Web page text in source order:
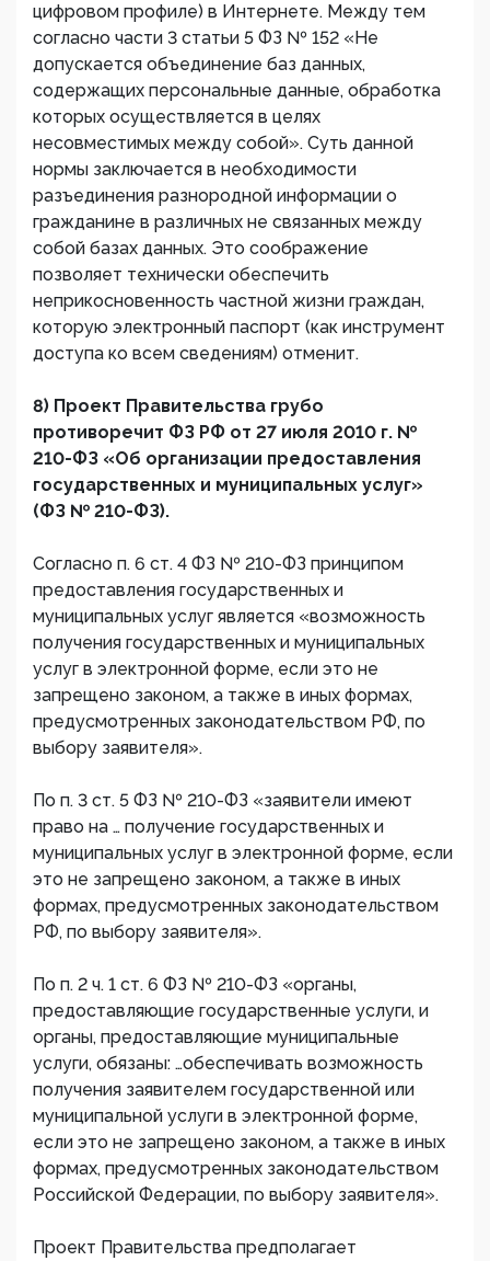
цифровом профиле) в Интернете. Между тем
согласно части 3 статьи 5 ФЗ № 152 «Не
допускается объединение баз данных,
содержащих персональные данные, обработка
которых осуществляется в целях
несовместимых между собой». Суть данной
нормы заключается в необходимости
разъединения разнородной информации о
гражданине в различных не связанных между
собой базах данных. Это соображение
позволяет технически обеспечить
неприкосновенность частной жизни граждан,
которую электронный паспорт (как инструмент
доступа ко всем сведениям) отменит.
8) Проект Правительства грубо
противоречит ФЗ РФ от 27 июля 2010 г. №
210-ФЗ «Об организации предоставления
государственных и муниципальных услуг»
(ФЗ № 210-ФЗ).
Согласно п. 6 ст. 4 ФЗ № 210-ФЗ принципом
предоставления государственных и
муниципальных услуг является «возможность
получения государственных и муниципальных
услуг в электронной форме, если это не
запрещено законом, а также в иных формах,
предусмотренных законодательством РФ, по
выбору заявителя».
По п. 3 ст. 5 ФЗ № 210-ФЗ «заявители имеют
право на … получение государственных и
муниципальных услуг в электронной форме, если
это не запрещено законом, а также в иных
формах, предусмотренных законодательством
РФ, по выбору заявителя».
По п. 2 ч. 1 ст. 6 ФЗ № 210-ФЗ «органы,
предоставляющие государственные услуги, и
органы, предоставляющие муниципальные
услуги, обязаны: …обеспечивать возможность
получения заявителем государственной или
муниципальной услуги в электронной форме,
если это не запрещено законом, а также в иных
формах, предусмотренных законодательством
Российской Федерации, по выбору заявителя».
Проект Правительства предполагает